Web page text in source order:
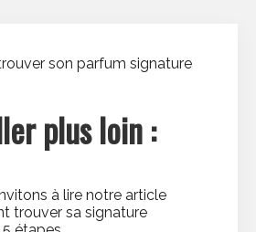
plus loin :
à lire notre article
trouver sa signature